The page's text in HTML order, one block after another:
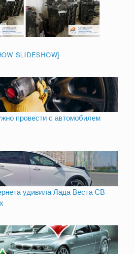
SLIDESHOW]
провести с автомобилем
удивила Лада Веста СВ